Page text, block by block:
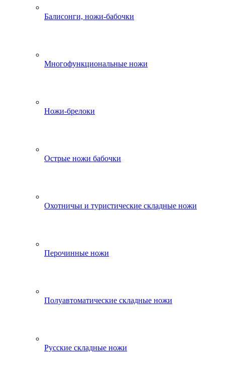
Балисонги, ножи-бабочки
Многофункциональные ножи
Ножи-брелоки
Острые ножи бабочки
Охотничьи и туристические складные ножи
Перочинные ножи
Полуавтоматические складные ножи
Русские складные ножи